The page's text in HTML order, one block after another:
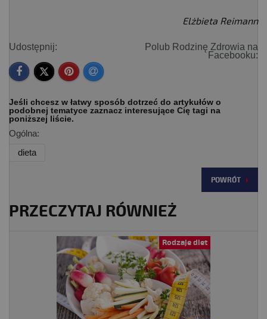
Elżbieta Reimann
Udostępnij:
Polub Rodzinę Zdrowia na
Facebooku:
Jeśli chcesz w łatwy sposób dotrzeć do artykułów o
podobnej tematyce zaznacz interesujące Cię tagi na
poniższej liście.
Ogólna:
dieta
POWRÓT
PRZECZYTAJ RÓWNIEŻ
Rodzaje diet